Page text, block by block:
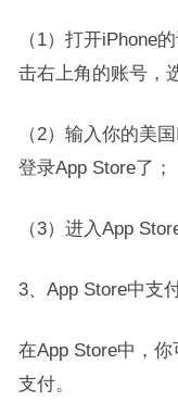
（1）打开iPhone
击右上角的账号，
（2）输入你的美
登录App Store了；
（3）进入App
3、App Store中支
在App Store中，
支付。